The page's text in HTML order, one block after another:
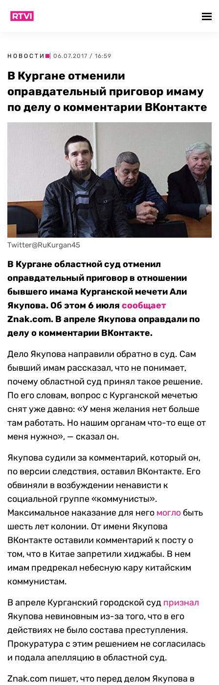
НОВОСТИ | 06.07.2017 / 16:59
В Кургане отменили
оправдательный приговор имаму
по делу о комментарии ВКонтакте
Twitter@RuKurgan45
В Кургане областной суд отменил
оправдательный приговор в отношении
бывшего имама Курганской мечети Али
Якупова. Об этом 6 июля сообщает
Znak.com. В апреле Якупова оправдали по
делу о комментарии ВКонтакте.
Дело Якупова направили обратно в суд. Сам
бывший имам рассказал, что не понимает,
почему областной суд принял такое решение.
По его словам, вопрос с Курганской мечетью
снят уже давно: «У меня желания нет больше
там работать. Но нашим органам что-то еще от
меня нужно», — сказал он.
Якупова судили за комментарий, который он,
по версии следствия, оставил ВКонтакте. Его
обвиняли в возбуждении ненависти к
социальной группе «коммунисты».
Максимальное наказание для него могло быть
шесть лет колонии. От имени Якупова
ВКонтакте оставили комментарий к посту о
том, что в Китае запретили хиджабы. В нем
имам предрекал небесную кару китайским
коммунистам.
В апреле Курганский городской суд признал
Якупова невиновным из-за того, что в его
действиях не было состава преступления.
Прокуратура с этим решением не согласилась
и подала апелляцию в областной суд.
Znak.com пишет, что перед делом Якупова в